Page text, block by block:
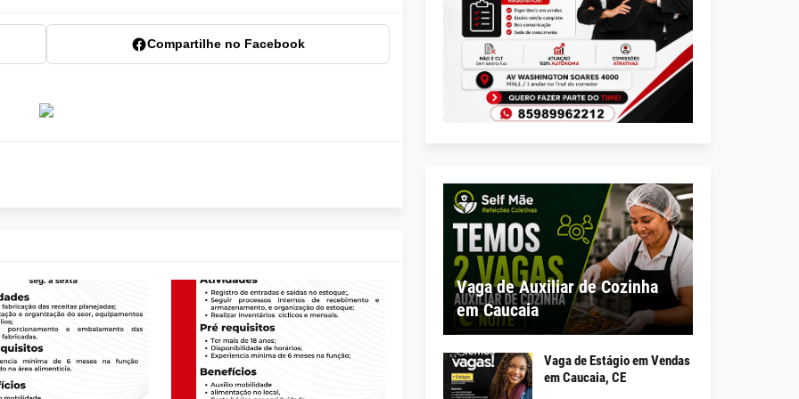
Compartilhe no Facebook
Vaga de Auxiliar de Cozinha
em Caucaia
Vaga de Estágio em Vendas
em Caucaia, CE